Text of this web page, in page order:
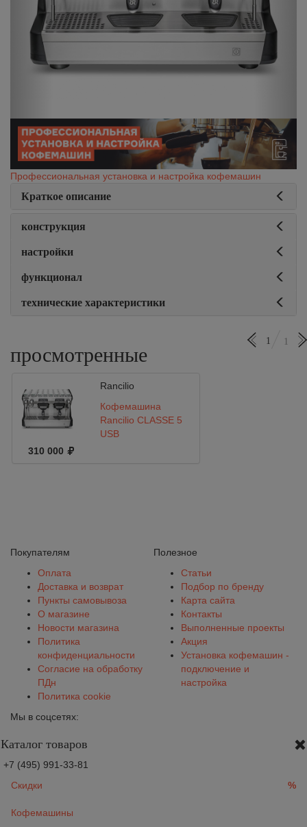
Профессиональная установка и настройка кофемашин
Краткое описание
конструкция
настройки
функционал
технические характеристики
просмотренные
1 1
Rancilio
Кофемашина
Rancilio CLASSE 5
USB
310 000
Покупателям
Оплата
Доставка и возврат
Пункты самовывоза
О магазине
Новости магазина
Политика
конфиденциальности
Согласие на обработку
ПДн
Политика cookie
Полезное
Статьи
Подбор по бренду
Карта сайта
Контакты
Выполненные проекты
Акция
Установка кофемашин -
подключение и
настройка
Мы в соцсетях:
Каталог товаров
+7 (495) 991-33-81
Скидки
%
Кофемашины